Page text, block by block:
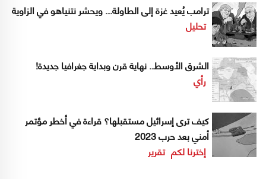
ترامب يُعيد غزة إلى الطاولة... ويحشر نتنياهو في الزاوية
تحليل
الشرق الأوسط.. نهاية قرن وبداية جغرافيا جديدة!
رأي
كيف ترى إسرائيل مستقبلها؟ قراءة في أخطر مؤتمر
أمني بعد حرب 2023
إخترنا لكم تقرير